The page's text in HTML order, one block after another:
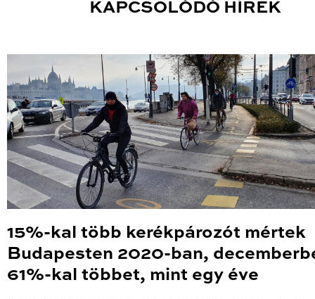
KAPCSOLÓDÓ HÍREK
15%-kal több kerékpározót mértek
Budapesten 2020-ban,
61%-kal többet, mint egy éve